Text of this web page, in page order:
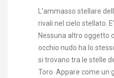
L’ammasso stellare
rivali nel cielo stellato.
Nessuna altro oggetto
occhio nudo ha lo
si trovano tra le stelle
Toro. Appare come un